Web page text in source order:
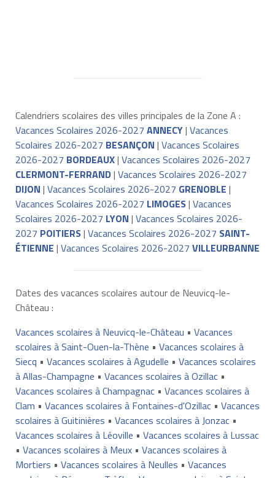
Calendriers scolaires des villes principales de la Zone A :
Vacances Scolaires 2026-2027 ANNECY| Vacances
Scolaires 2026-2027 BESANÇON | Vacances Scolaires
2026-2027 BORDEAUX| Vacances Scolaires 2026-2027
CLERMONT-FERRAND| Vacances Scolaires 2026-2027
DIJON | Vacances Scolaires 2026-2027 GRENOBLE |
Vacances Scolaires 2026-2027 LIMOGES| Vacances
Scolaires 2026-2027 LYON | Vacances Scolaires 2026-
2027 POITIERS| Vacances Scolaires 2026-2027 SAINT-
ÉTIENNE | Vacances Scolaires 2026-2027 VILLEURBANNE
Dates des vacances scolaires autour de Neuvicq-le-
Château :
Vacances scolaires à Neuvicq-le-Château • Vacances
scolaires à Saint-Ouen-la-Thène • Vacances scolaires à
Siecq • Vacances scolaires à Agudelle • Vacances scolaires
à Allas-Champagne • Vacances scolaires à Ozillac•
Vacances scolaires à Champagnac• Vacances scolaires à
Clam • Vacances scolaires à Fontaines-d'Ozillac• Vacances
scolaires à Guitinières • Vacances scolaires à Jonzac•
Vacances scolaires à Léoville • Vacances scolaires à Lussac
• Vacances scolaires à Meux• Vacances scolaires à
Mortiers • Vacances scolaires à Neulles • Vacances